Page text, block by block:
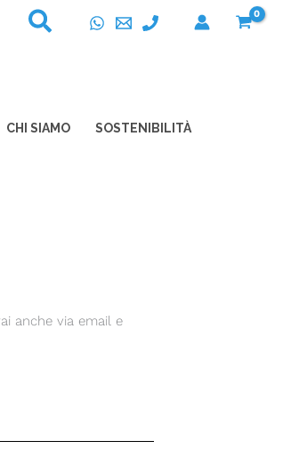
CHI SIAMO SOSTENIBILITÀ
anche via email e